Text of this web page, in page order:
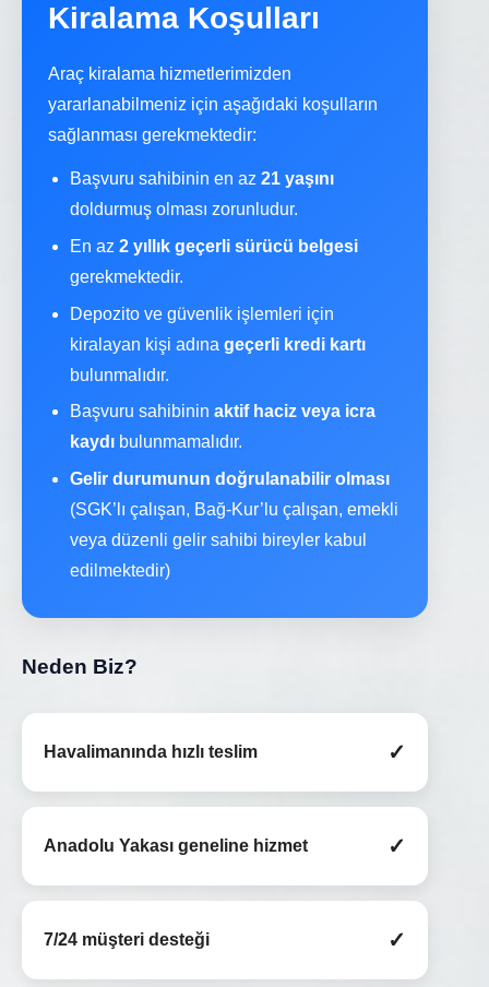
Kiralama Koşulları
Araç kiralama hizmetlerimizden
yararlanabilmeniz için aşağıdaki koşulların
sağlanması gerekmektedir:
Başvuru sahibinin en az 21 yaşını
doldurmuş olması zorunludur.
En az 2 yıllık geçerli sürücü belgesi
gerekmektedir.
Depozito ve güvenlik işlemleri için
kiralayan kişi adına geçerli kredi kartı
bulunmalıdır.
Başvuru sahibinin aktif haciz veya icra
kaydı bulunmamalıdır.
Gelir durumunun doğrulanabilir olması
(SGK’lı çalışan, Bağ-Kur’lu çalışan, emekli
veya düzenli gelir sahibi bireyler kabul
edilmektedir)
Neden Biz?
Havalimanında hızlı teslim ✓
Anadolu Yakası geneline hizmet ✓
7/24 müşteri desteği ✓